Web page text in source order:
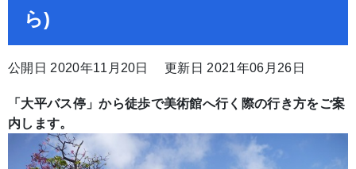
ら)
公開日 2020年11月20日 更新日 2021年06月26日
「大平バス停」から徒歩で美術館へ行く際の行き方をご案
内します。